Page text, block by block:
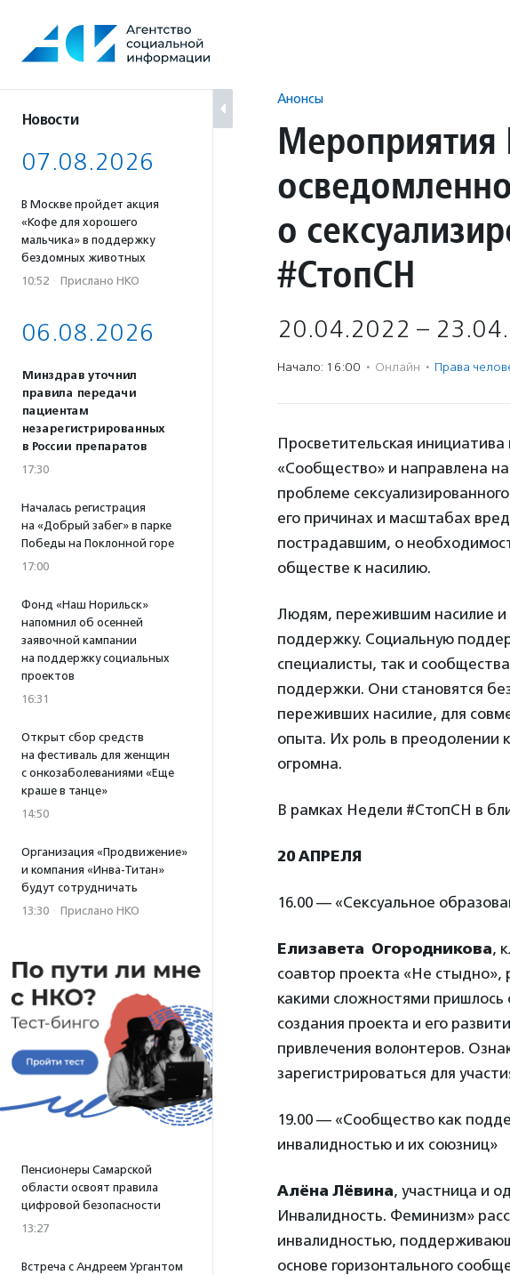
содержанию
Новости
07.08.2026
В Москве пройдет акция
«Кофе для хорошего
мальчика» в поддержку
бездомных животных
10:52 · Прислано НКО
06.08.2026
Минздрав уточнил
правила передачи
пациентам
незарегистрированных
в России препаратов
17:30
Началась регистрация
на «Добрый забег» в парке
Победы на Поклонной горе
17:00
Фонд «Наш Норильск»
напомнил об осенней
заявочной кампании
на поддержку социальных
проектов
16:31
Открыт сбор средств
на фестиваль для женщин
с онкозаболеваниями «Еще
краше в танце»
14:50
Организация «Продвижение»
и компания «Инва-Титан»
будут сотрудничать
13:30 · Прислано НКО
Пенсионеры Самарской
области освоят правила
цифровой безопасности
13:27
Встреча с Андреем Ургантом
Анонсы
Мероприятия
о
#СтопСН
20.04.2022 –
Начало: 16:00 · Онлайн · Права
Просветительская
«Сообщество» и направлена
проблеме
его причинах и масштабах
пострадавшим, о
обществе к насилию.
Людям, пережившим насилие и
поддержку. Социальную
специалисты, так и
поддержки. Они становятся
переживших насилие, для
опыта. Их роль в преодолении
огромна.
В рамках Недели #СтопСН в
20 АПРЕЛЯ
16.00 — «Сексуальное
Елизавета Огородникова,
соавтор проекта «Не стыдно»,
какими сложностями пришлось
создания проекта и его
привлечения волонтеров.
зарегистрироваться для
19.00 — «Сообщество как
инвалидностью и их союзниц»
Алёна Лёвина, участница и
Инвалидность. Феминизм»
инвалидностью,
основе горизонтального